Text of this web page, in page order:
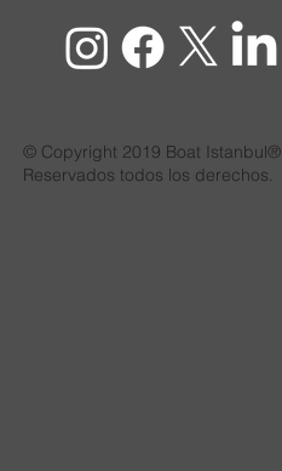
© Copyright 2019 Boat Istanbul®
Reservados todos los derechos.